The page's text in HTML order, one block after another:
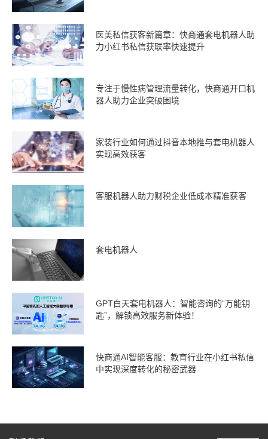
医美私信获客新篇章：快商通套电机器人助
力小红书私信获联率快速提升
专注于慢性病管理流量转化，快商通开口机
器人助力企业突破困境
家装行业如何通过抖音本地推与套电机器人
实现高效获客
客服机器人助力财税企业低成本精准获客
套电机器人
GPT白天套电机器人：智能咨询的“万能钥
匙”，解锁高效服务新体验！
快商通AI智能客服：教育行业在小红书私信
中实现深度转化的秘密武器